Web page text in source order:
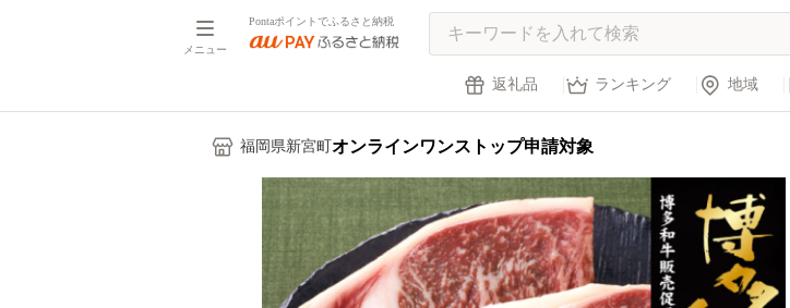
メニュー
Pontaポイントでふるさと納税
返礼品 ランキング 地域
福岡県新宮町 オンラインワンストップ申請対象